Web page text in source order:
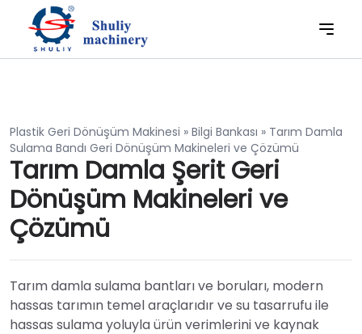
Plastik Geri Dönüşüm Makinesi » Bilgi Bankası » Tarım Damla
Sulama Bandı Geri Dönüşüm Makineleri ve Çözümü
Tarım Damla Şerit Geri
Dönüşüm Makineleri ve
Çözümü
Tarım damla sulama bantları ve boruları, modern
hassas tarımın temel araçlarıdır ve su tasarrufu ile
hassas sulama yoluyla ürün verimlerini ve kaynak